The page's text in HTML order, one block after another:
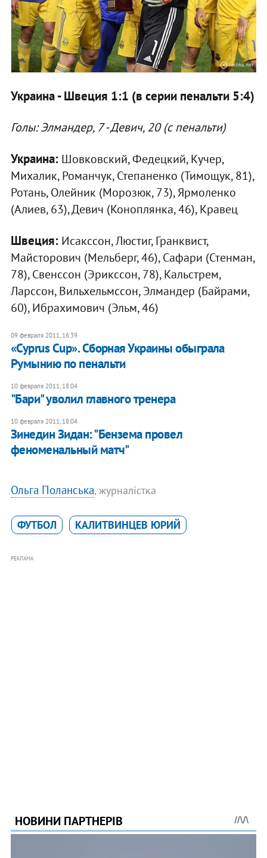
Украина - Швеция 1:1 (в серии пенальти 5:4)
Голы: Элмандер, 7 - Девич, 20 (с пенальти)
Украина:Шовковский, Федецкий, Кучер,
Михалик, Романчук, Степаненко (Тимощук, 81),
Ротань, Олейник (Морозюк, 73), Ярмоленко
(Алиев, 63), Девич (Коноплянка, 46), Кравец
Швеция:Исакссон, Люстиг, Гранквист,
Майсторович (Мельберг, 46), Сафари (Стенман,
78), Свенссон (Эрикссон, 78), Кальстрем,
Ларссон, Вильхельмссон, Элмандер (Байрами,
60), Ибрахимович (Эльм, 46)
09 февраля 2011, 16:39
«Cyprus Cup». Сборная Украины обыграла
Румынию по пенальти
10 февраля 2011, 18:04
"Бари" уволил главного тренера
10 февраля 2011, 18:04
Зинедин Зидан: "Бензема провел
феноменальный матч"
Ольга Поланська, журналістка
ФУТБОЛ КАЛИТВИНЦЕВ ЮРИЙ
РЕКЛАМА